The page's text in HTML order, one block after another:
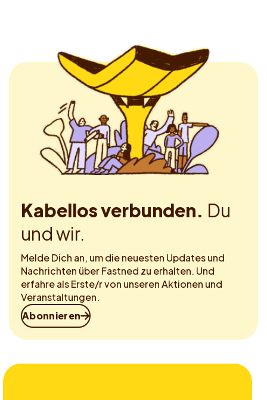
Kabellos verbunden. Du
und wir.
Melde Dich an, um die neuesten Updates und
Nachrichten über Fastned zu erhalten. Und
erfahre als Erste/r von unseren Aktionen und
Veranstaltungen.
Abonnieren